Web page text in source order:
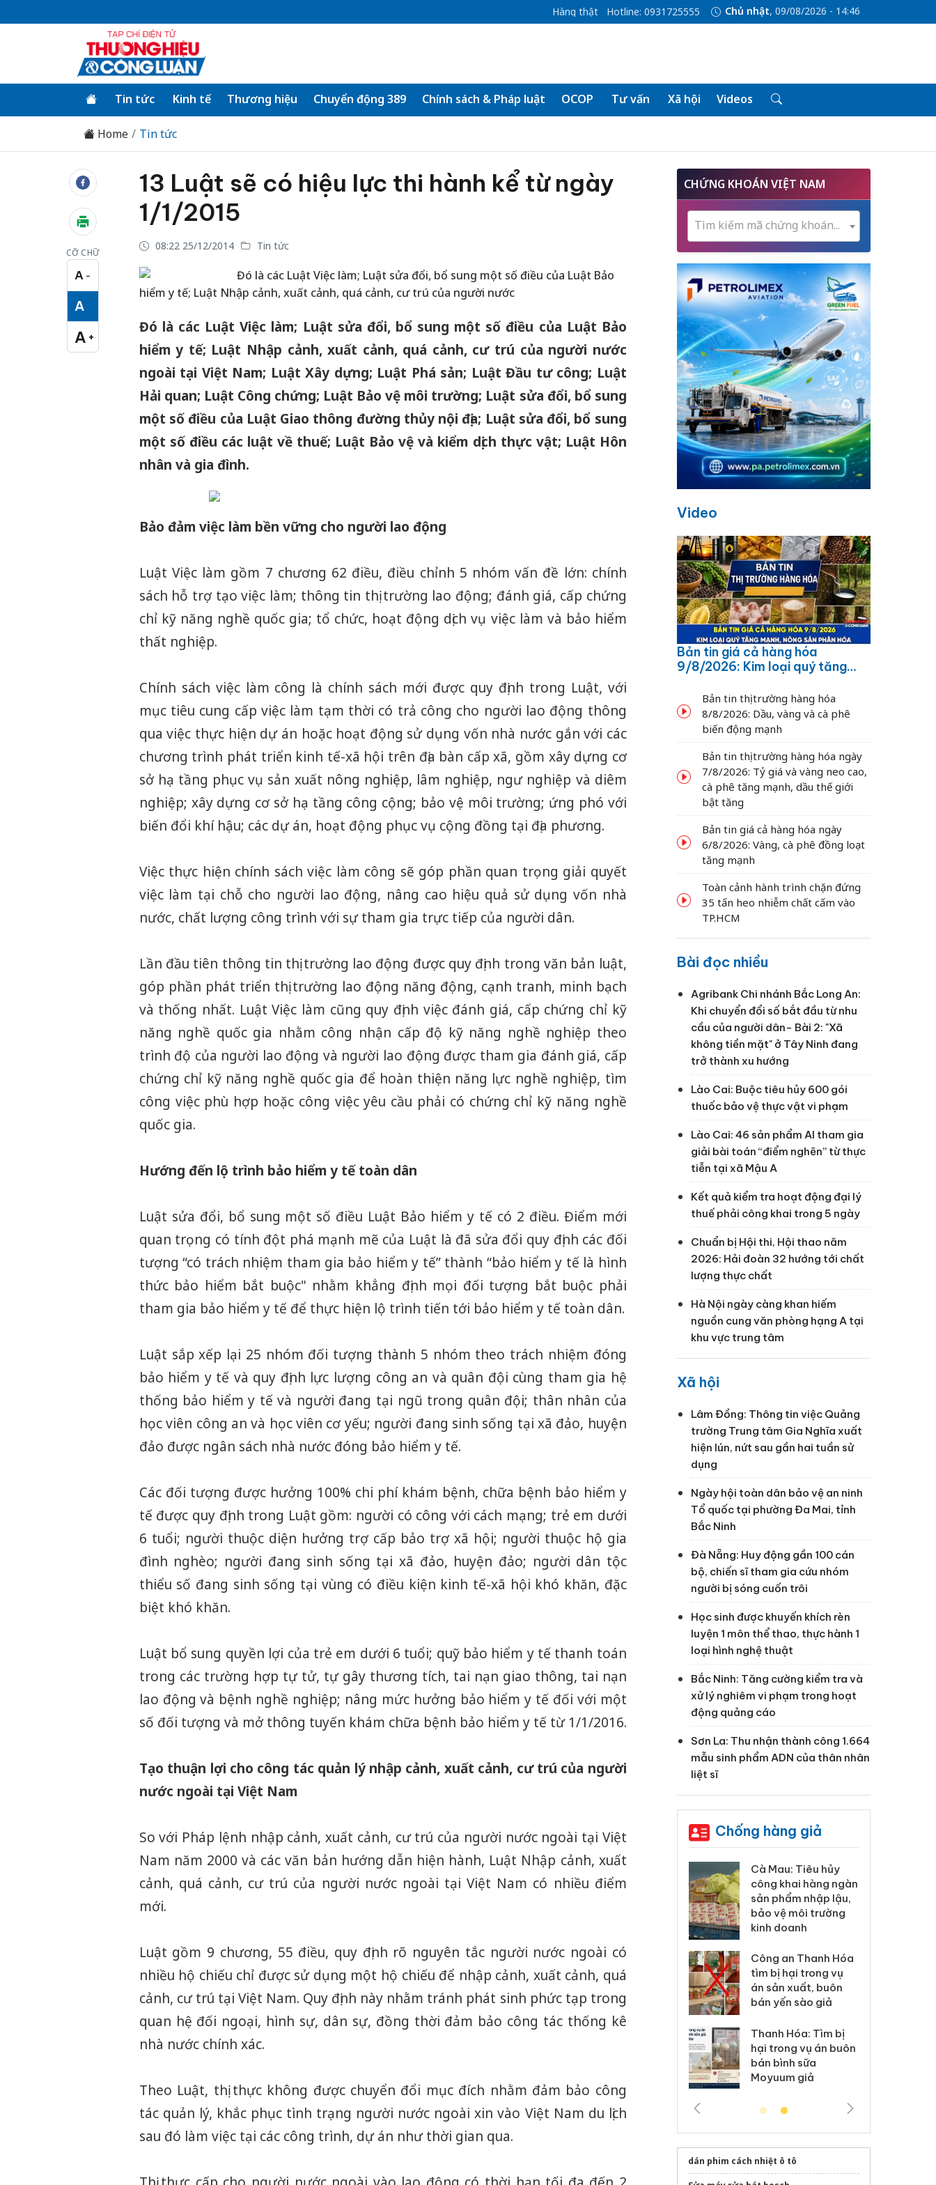
Hàng thật Hotline: 0931725555 Chủ nhật, 09/08/2026 - 14:46
Tin tức Kinh tế Thương hiệu Chuyển động 389 Chính sách & Pháp luật OCOP Tư vấn Xã hội Videos
Home Tin tức
CỠ CHỮ
A −
Cỡ chữ nhỏ
A
Cỡ chữ vừa
A +
Cỡ chữ lớn
13 Luật sẽ có hiệu lực thi hành kể từ ngày
1/1/2015
08:22 25/12/2014 Tin tức
Đó là các Luật Việc làm; Luật sửa đổi, bổ sung một số điều của Luật Bảo
hiểm y tế; Luật Nhập cảnh, xuất cảnh, quá cảnh, cư trú của người nước
Đó là các Luật Việc làm; Luật sửa đổi, bổ sung một số điều của Luật Bảo
hiểm y tế; Luật Nhập cảnh, xuất cảnh, quá cảnh, cư trú của người nước
ngoài tại Việt Nam; Luật Xây dựng; Luật Phá sản; Luật Đầu tư công; Luật
Hải quan; Luật Công chứng; Luật Bảo vệ môi trường; Luật sửa đổi, bổ sung
một số điều của Luật Giao thông đường thủy nội địa; Luật sửa đổi, bổ sung
một số điều các luật về thuế; Luật Bảo vệ và kiểm dịch thực vật; Luật Hôn
nhân và gia đình.
Bảo đảm việc làm bền vững cho người lao động
Luật Việc làm gồm 7 chương 62 điều, điều chỉnh 5 nhóm vấn đề lớn: chính
sách hỗ trợ tạo việc làm; thông tin thị trường lao động; đánh giá, cấp chứng
chỉ kỹ năng nghề quốc gia; tổ chức, hoạt động dịch vụ việc làm và bảo hiểm
thất nghiệp.
Chính sách việc làm công là chính sách mới được quy định trong Luật, với
mục tiêu cung cấp việc làm tạm thời có trả công cho người lao động thông
qua việc thực hiện dự án hoặc hoạt động sử dụng vốn nhà nước gắn với các
chương trình phát triển kinh tế-xã hội trên địa bàn cấp xã, gồm xây dựng cơ
sở hạ tầng phục vụ sản xuất nông nghiệp, lâm nghiệp, ngư nghiệp và diêm
nghiệp; xây dựng cơ sở hạ tầng công cộng; bảo vệ môi trường; ứng phó với
biến đổi khí hậu; các dự án, hoạt động phục vụ cộng đồng tại địa phương.
Việc thực hiện chính sách việc làm công sẽ góp phần quan trọng giải quyết
việc làm tại chỗ cho người lao động, nâng cao hiệu quả sử dụng vốn nhà
nước, chất lượng công trình với sự tham gia trực tiếp của người dân.
Lần đầu tiên thông tin thị trường lao động được quy định trong văn bản luật,
góp phần phát triển thị trường lao động năng động, cạnh tranh, minh bạch
và thống nhất. Luật Việc làm cũng quy định việc đánh giá, cấp chứng chỉ kỹ
năng nghề quốc gia nhằm công nhận cấp độ kỹ năng nghề nghiệp theo
trình độ của người lao động và người lao động được tham gia đánh giá, cấp
chứng chỉ kỹ năng nghề quốc gia để hoàn thiện năng lực nghề nghiệp, tìm
công việc phù hợp hoặc công việc yêu cầu phải có chứng chỉ kỹ năng nghề
quốc gia.
Hướng đến lộ trình bảo hiểm y tế toàn dân
Luật sửa đổi, bổ sung một số điều Luật Bảo hiểm y tế có 2 điều. Điểm mới
quan trọng có tính đột phá mạnh mẽ của Luật là đã sửa đổi quy định các đối
tượng “có trách nhiệm tham gia bảo hiểm y tế” thành “bảo hiểm y tế là hình
thức bảo hiểm bắt buộc" nhằm khẳng định mọi đối tượng bắt buộc phải
tham gia bảo hiểm y tế để thực hiện lộ trình tiến tới bảo hiểm y tế toàn dân.
Luật sắp xếp lại 25 nhóm đối tượng thành 5 nhóm theo trách nhiệm đóng
bảo hiểm y tế và quy định lực lượng công an và quân đội cùng tham gia hệ
thống bảo hiểm y tế và người đang tại ngũ trong quân đội; thân nhân của
học viên công an và học viên cơ yếu; người đang sinh sống tại xã đảo, huyện
đảo được ngân sách nhà nước đóng bảo hiểm y tế.
Các đối tượng được hưởng 100% chi phí khám bệnh, chữa bệnh bảo hiểm y
tế được quy định trong Luật gồm: người có công với cách mạng; trẻ em dưới
6 tuổi; người thuộc diện hưởng trợ cấp bảo trợ xã hội; người thuộc hộ gia
đình nghèo; người đang sinh sống tại xã đảo, huyện đảo; người dân tộc
thiểu số đang sinh sống tại vùng có điều kiện kinh tế-xã hội khó khăn, đặc
biệt khó khăn.
Luật bổ sung quyền lợi của trẻ em dưới 6 tuổi; quỹ bảo hiểm y tế thanh toán
trong các trường hợp tự tử, tự gây thương tích, tai nạn giao thông, tai nạn
lao động và bệnh nghề nghiệp; nâng mức hưởng bảo hiểm y tế đối với một
số đối tượng và mở thông tuyến khám chữa bệnh bảo hiểm y tế từ 1/1/2016.
Tạo thuận lợi cho công tác quản lý nhập cảnh, xuất cảnh, cư trú của người
nước ngoài tại Việt Nam
So với Pháp lệnh nhập cảnh, xuất cảnh, cư trú của người nước ngoài tại Việt
Nam năm 2000 và các văn bản hướng dẫn hiện hành, Luật Nhập cảnh, xuất
cảnh, quá cảnh, cư trú của người nước ngoài tại Việt Nam có nhiều điểm
mới.
Luật gồm 9 chương, 55 điều, quy định rõ nguyên tắc người nước ngoài có
nhiều hộ chiếu chỉ được sử dụng một hộ chiếu để nhập cảnh, xuất cảnh, quá
cảnh, cư trú tại Việt Nam. Quy định này nhằm tránh phát sinh phức tạp trong
quan hệ đối ngoại, hình sự, dân sự, đồng thời đảm bảo công tác thống kê
nhà nước chính xác.
Theo Luật, thị thực không được chuyển đổi mục đích nhằm đảm bảo công
tác quản lý, khắc phục tình trạng người nước ngoài xin vào Việt Nam du lịch
sau đó làm việc tại các công trình, dự án như thời gian qua.
CHỨNG KHOÁN VIỆT NAM
Tìm kiếm mã chứng khoán...
Video
Bản tin giá cả hàng hóa
9/8/2026: Kim loại quý tăng
Bản tin thị trường hàng hóa
8/8/2026: Dầu, vàng và cà phê
biến động mạnh
Bản tin thị trường hàng hóa ngày
7/8/2026: Tỷ giá và vàng neo cao,
cà phê tăng mạnh, dầu thế giới
bật tăng
Bản tin giá cả hàng hóa ngày
6/8/2026: Vàng, cà phê đồng loạt
tăng mạnh
Toàn cảnh hành trình chặn đứng
35 tấn heo nhiễm chất cấm vào
TP.HCM
Bài đọc nhiều
Agribank Chi nhánh Bắc Long An:
Khi chuyển đổi số bắt đầu từ nhu
cầu của người dân- Bài 2: "Xã
không tiền mặt" ở Tây Ninh đang
trở thành xu hướng
Lào Cai: Buộc tiêu hủy 600 gói
thuốc bảo vệ thực vật vi phạm
Lào Cai: 46 sản phẩm AI tham gia
giải bài toán “điểm nghẽn” từ thực
tiễn tại xã Mậu A
Kết quả kiểm tra hoạt động đại lý
thuế phải công khai trong 5 ngày
Chuẩn bị Hội thi, Hội thao năm
2026: Hải đoàn 32 hướng tới chất
lượng thực chất
Hà Nội ngày càng khan hiếm
nguồn cung văn phòng hạng A tại
khu vực trung tâm
Xã hội
Lâm Đồng: Thông tin việc Quảng
trường Trung tâm Gia Nghĩa xuất
hiện lún, nứt sau gần hai tuần sử
dụng
Ngày hội toàn dân bảo vệ an ninh
Tổ quốc tại phường Đa Mai, tỉnh
Bắc Ninh
Đà Nẵng: Huy động gần 100 cán
bộ, chiến sĩ tham gia cứu nhóm
người bị sóng cuốn trôi
Học sinh được khuyến khích rèn
luyện 1 môn thể thao, thực hành 1
loại hình nghệ thuật
Bắc Ninh: Tăng cường kiểm tra và
xử lý nghiêm vi phạm trong hoạt
động quảng cáo
Sơn La: Thu nhận thành công 1.664
mẫu sinh phẩm ADN của thân nhân
liệt sĩ
Chống hàng giả
Cà Mau: Tiêu hủy
công khai hàng ngàn
Công an Thanh Hóa
tìm bị hại trong vụ
án sản xuất, buôn
bán yến sào giả
Thanh Hóa: Tìm bị
Khẩn trương xác
minh, xử lý sản phẩm
Slimaura Care x3 sử
dụng giấy phép giả
mạo
Lào Cai xử lý 83 vụ vi
phạm thương mại
trong tháng 7
Hưng Yên: Xử lý 6 hộ
kinh doanh bán hàng
giả mạo nhãn hiệu
Adidas, Nike
dán phim cách nhiệt ô tô